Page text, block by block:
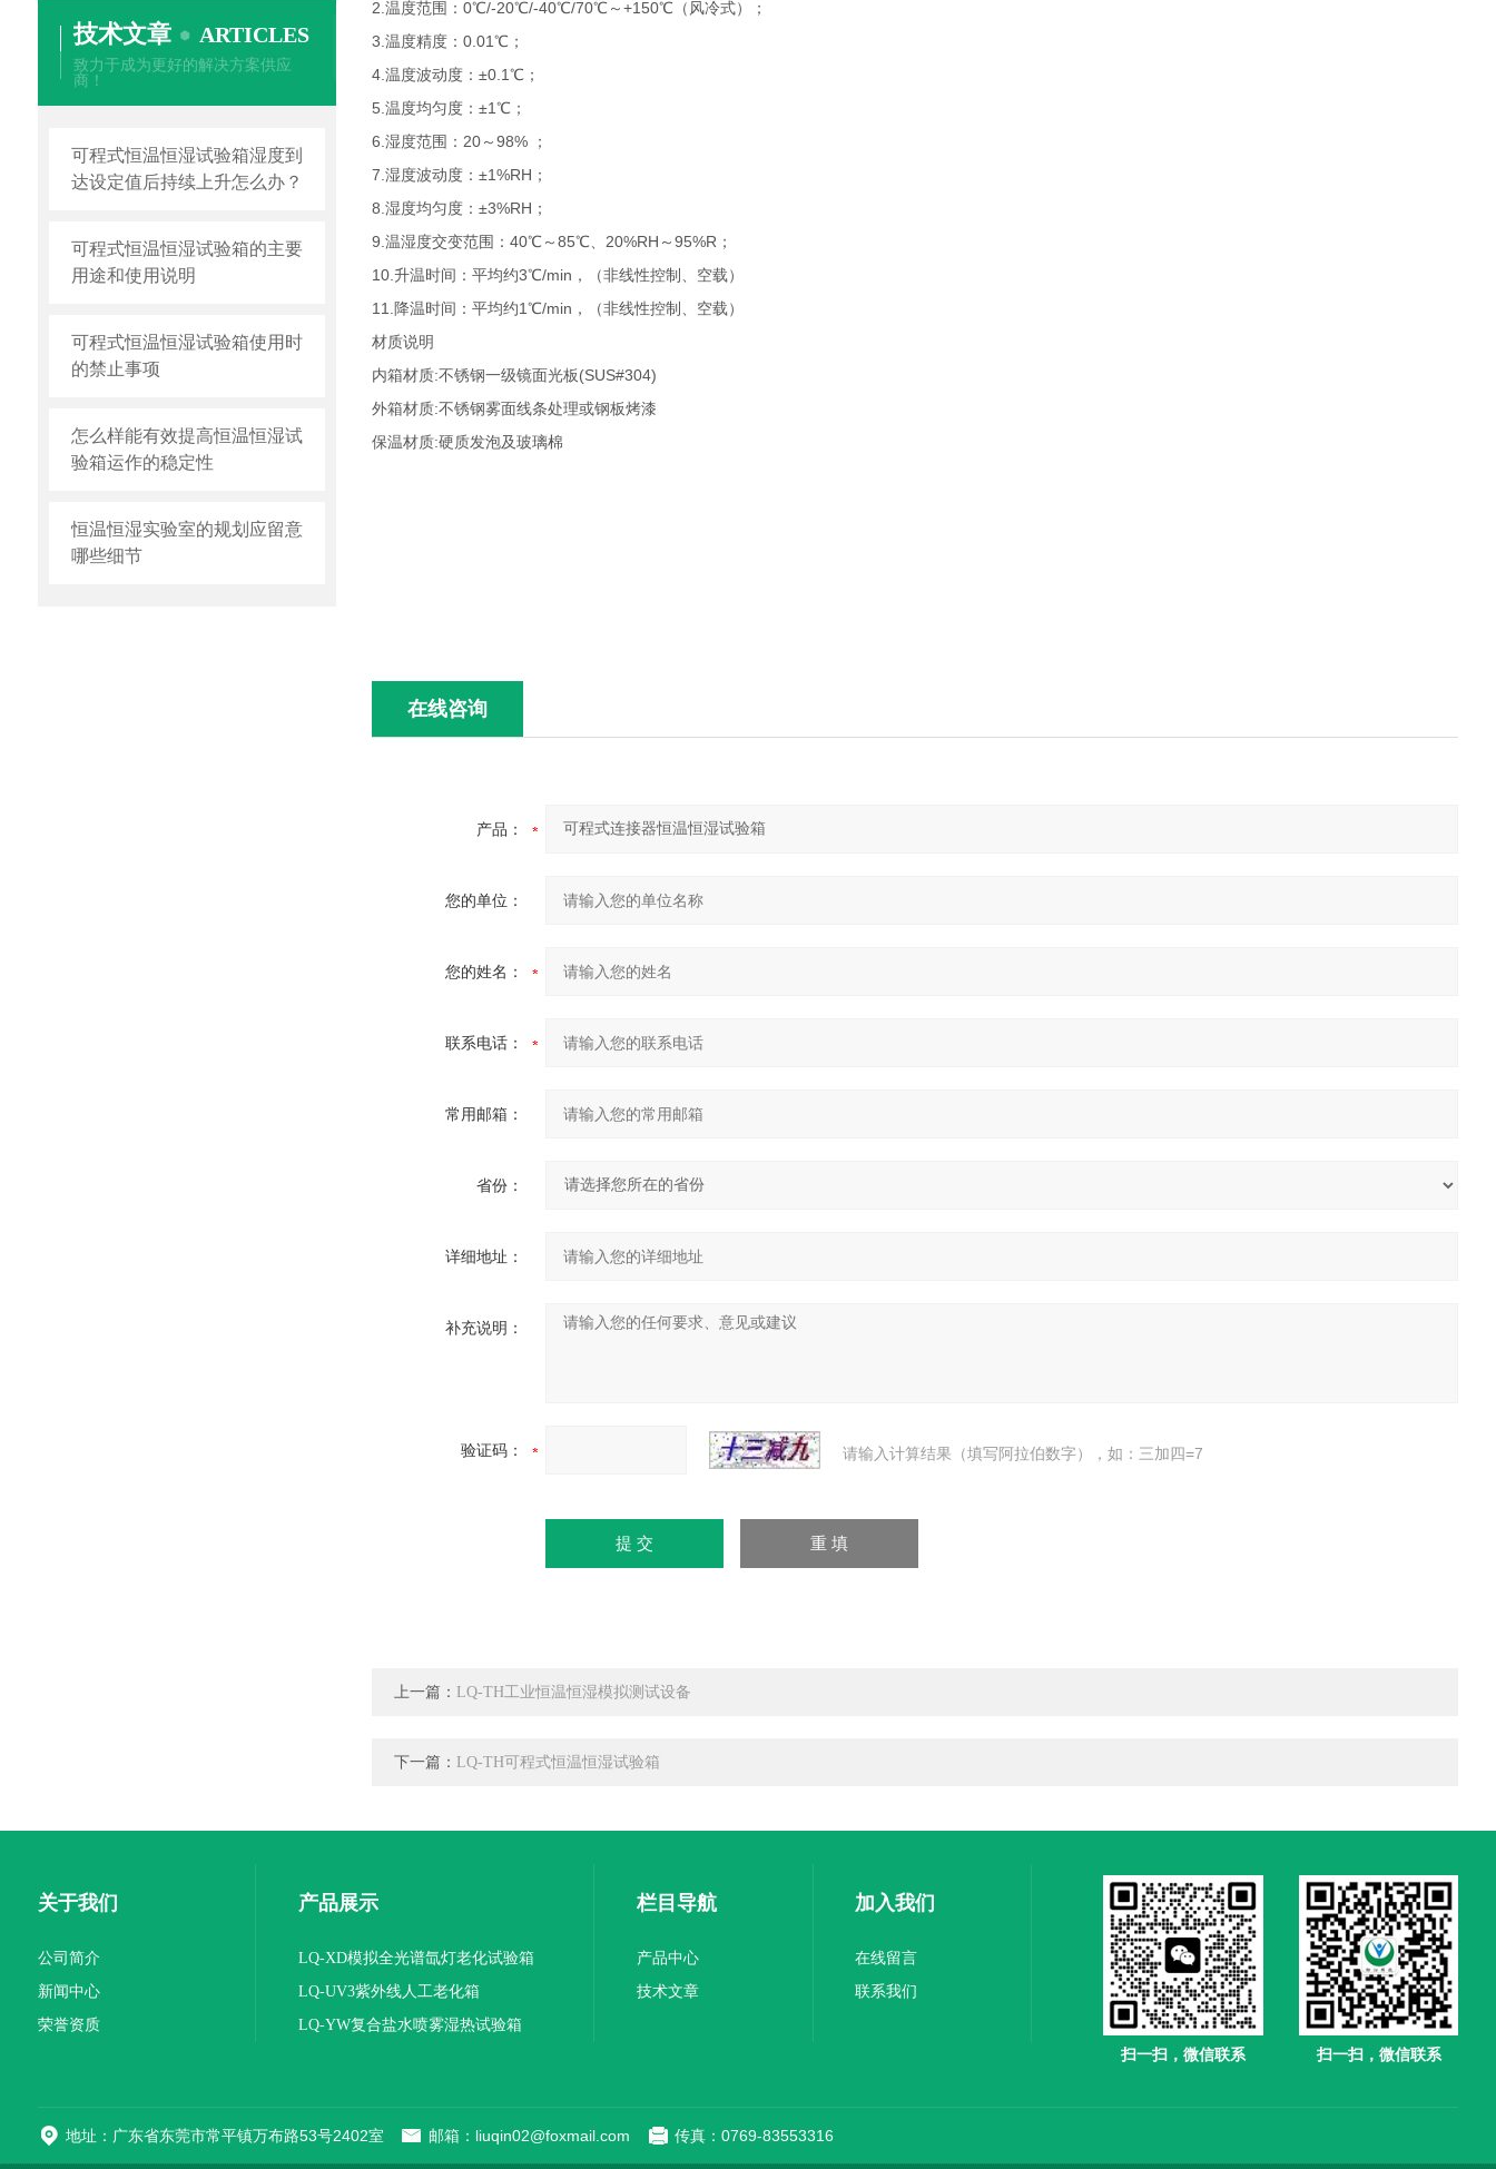
2.温度范围：0℃/-20℃/-40℃/70℃～+150℃（风冷式）；
3.温度精度：0.01℃；
4.温度波动度：±0.1℃；
5.温度均匀度：±1℃；
6.湿度范围：20～98% ；
7.湿度波动度：±1%RH；
8.湿度均匀度：±3%RH；
9.温湿度交变范围：40℃～85℃、20%RH～95%R；
10.升温时间：平均约3℃/min，（非线性控制、空载）
11.降温时间：平均约1℃/min，（非线性控制、空载）
材质说明
内箱材质:不锈钢一级镜面光板(SUS#304)
外箱材质:不锈钢雾面线条处理或钢板烤漆
保温材质:硬质发泡及玻璃棉
在线咨询
产品：
您的单位：
您的姓名：
联系电话：
常用邮箱：
省份：
详细地址：
补充说明：
验证码： 请输入计算结果（填写阿拉伯数字），如：三加四=7
上一篇： LQ-TH工业恒温恒湿模拟测试设备
下一篇： LQ-TH可程式恒温恒湿试验箱
技术文章 ARTICLES
致力于成为更好的解决方案供应
商！
可程式恒温恒湿试验箱湿度到
达设定值后持续上升怎么办？
可程式恒温恒湿试验箱的主要
用途和使用说明
可程式恒温恒湿试验箱使用时
的禁止事项
怎么样能有效提高恒温恒湿试
验箱运作的稳定性
恒温恒湿实验室的规划应留意
哪些细节
关于我们
公司简介
新闻中心
荣誉资质
产品展示
LQ-XD模拟全光谱氙灯老化试验箱
LQ-UV3紫外线人工老化箱
LQ-YW复合盐水喷雾湿热试验箱
栏目导航
产品中心
技术文章
加入我们
在线留言
联系我们
扫一扫，微信联系 扫一扫，微信联系
地址：广东省东莞市常平镇万布路53号2402室 邮箱：liuqin02@foxmail.com 传真：0769-83553316